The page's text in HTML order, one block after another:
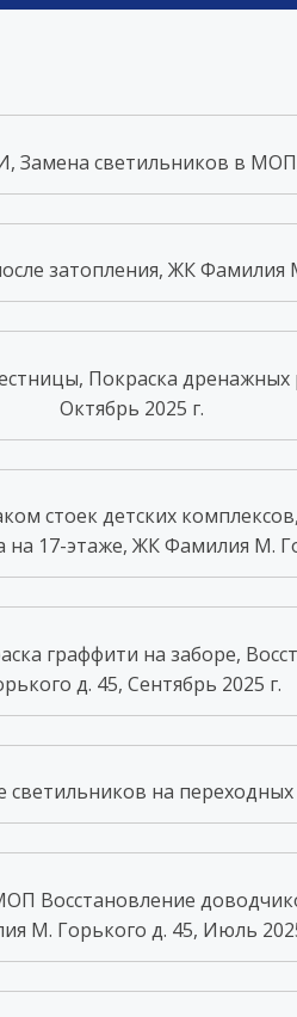
Замена светильников в
затопления, ЖК Фамилия
Покраска
Октябрь 2025 г.
стоек детских
на 17-этаже, ЖК Фамилия М.
граффити на заборе,
д. 45, Сентябрь 2025 г.
на
Восстановление
М. Горького д. 45, Июль